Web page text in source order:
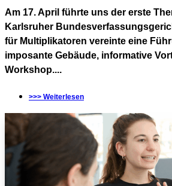
Am 17. April führte uns der erste
Karlsruher
für Multiplikatoren vereinte eine
imposante Gebäude, informative
Workshop....
>>> Weiterlesen